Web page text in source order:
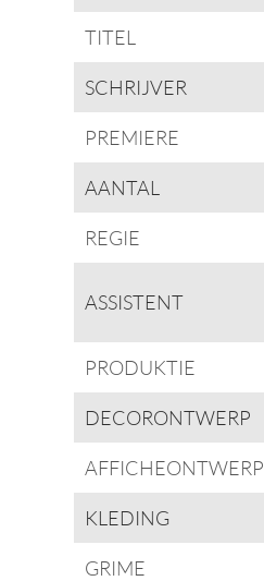
TITEL
SCHRIJVER
PREMIERE
AANTAL
REGIE
ASSISTENT
PRODUKTIE
DECORONTWERP
AFFICHEONTWERP
KLEDING
GRIME